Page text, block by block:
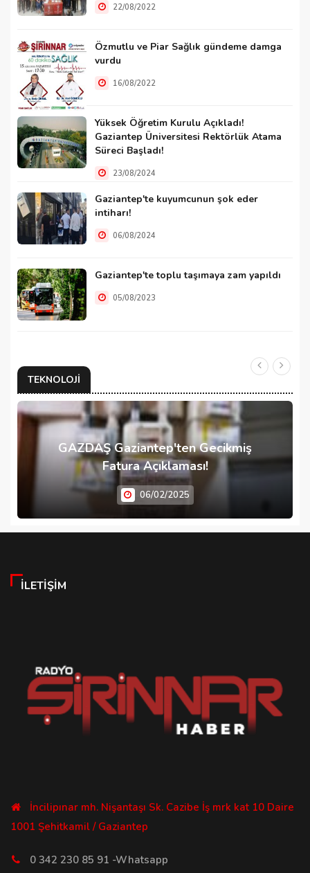
22/08/2022
Özmutlu ve Piar Sağlık gündeme damga
vurdu
16/08/2022
Yüksek Öğretim Kurulu Açıkladı!
Gaziantep Üniversitesi Rektörlük Atama
Süreci Başladı!
23/08/2024
Gaziantep'te kuyumcunun şok eder
intiharı!
06/08/2024
Gaziantep'te toplu taşımaya zam yapıldı
05/08/2023
TEKNOLOJI
GAZDAŞ Gaziantep'ten Gecikmiş
Fatura Açıklaması!
06/02/2025
İLETIŞIM
İncilipınar mh. Nişantaşı Sk. Cazibe İş mrk kat 10 Daire
1001 Şehitkamil / Gaziantep
0 342 230 85 91 -Whatsapp